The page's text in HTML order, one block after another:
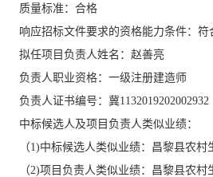
质量标准：合格
响应招标文件要求的资格能力条件：符
拟任项目负责人姓名：赵善亮
负责人职业资格：一级注册建造师
负责人证书编号：冀1132019202002932
中标候选人及项目负责人类似业绩：
（1)中标候选人类似业绩：昌黎县农村
（2)项目负责人类似业绩：昌黎县农村